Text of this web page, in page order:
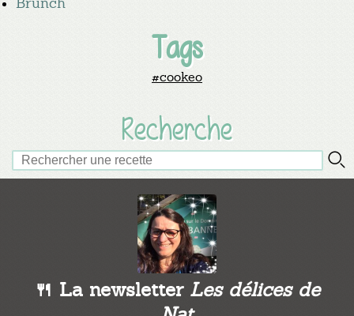
Tags
#cookeo
Recherche
🍴 La newsletter Les délices de